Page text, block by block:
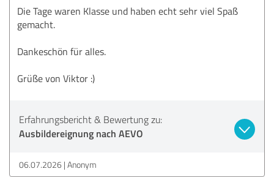
Die Tage waren Klasse und haben echt sehr viel Spaß
gemacht.
Dankeschön für alles.
Grüße von Viktor :)
Erfahrungsbericht & Bewertung zu:
Ausbildereignung nach AEVO
06.07.2026 Anonym